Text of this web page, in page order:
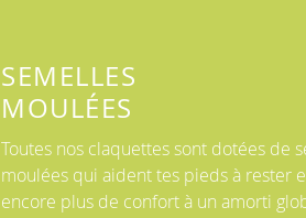
SEMELLES
MOULÉES
Toutes nos claquettes sont dotées de
moulées qui aident tes pieds à rester
encore plus de confort à un amorti